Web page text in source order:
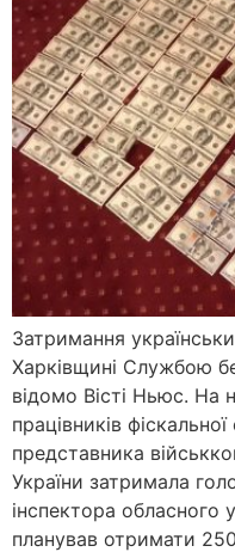
Затримання
Харківщині Службою
відомо Вісті Ньюс. На
працівників
представника
України затримала
інспектора обласного
планував отримати